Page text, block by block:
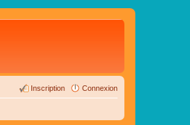
Connexion
Inscription